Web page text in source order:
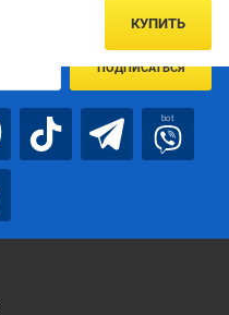
КУПИТЬ
ПОДПИСАТЬСЯ
bot